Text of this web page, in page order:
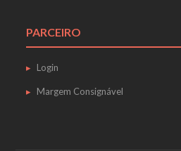
PARCEIRO
Login
Margem Consignável